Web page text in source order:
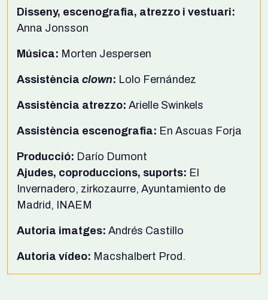
Disseny, escenografia, atrezzo i vestuari:
Anna Jonsson
Música: Morten Jespersen
Assistència clown: Lolo Fernández
Assistència atrezzo: Arielle Swinkels
Assistència escenografia: En Ascuas Forja
Producció: Darío Dumont
Ajudes, coproduccions, suports: El
Invernadero, zirkozaurre, Ayuntamiento de
Madrid, INAEM
Autoria imatges: Andrés Castillo
Autoria vídeo: Macshalbert Prod.